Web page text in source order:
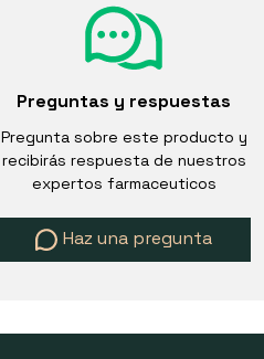
Preguntas y respuestas
Pregunta sobre este producto y
recibirás respuesta de nuestros
expertos farmaceuticos
Haz una pregunta